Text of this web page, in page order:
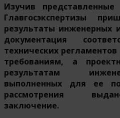
Изучив
Главгосэкспертизы
результаты инженерных
документация
технических
требованиям, а
результатам
выполненных для ее
рассмотрения
заключение.